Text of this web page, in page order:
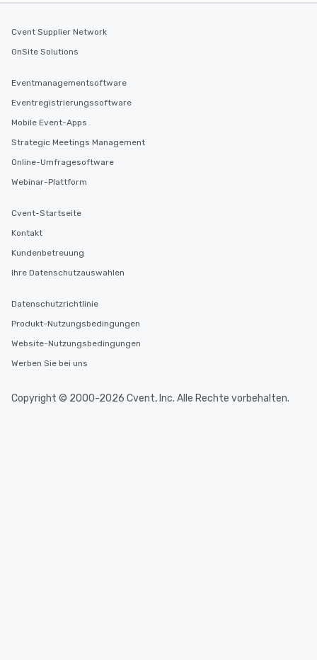
Cvent Supplier Network
OnSite Solutions
Eventmanagementsoftware
Eventregistrierungssoftware
Mobile Event-Apps
Strategic Meetings Management
Online-Umfragesoftware
Webinar-Plattform
Cvent-Startseite
Kontakt
Kundenbetreuung
Ihre Datenschutzauswahlen
Datenschutzrichtlinie
Produkt-Nutzungsbedingungen
Website-Nutzungsbedingungen
Werben Sie bei uns
Copyright © 2000-2026 Cvent, Inc. Alle Rechte vorbehalten.